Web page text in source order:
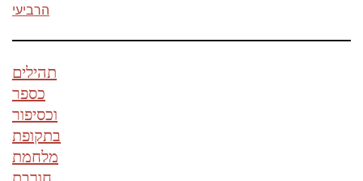
הרביעי
תהילים
כספר
וכסיפור
בתקופת
מלחמת